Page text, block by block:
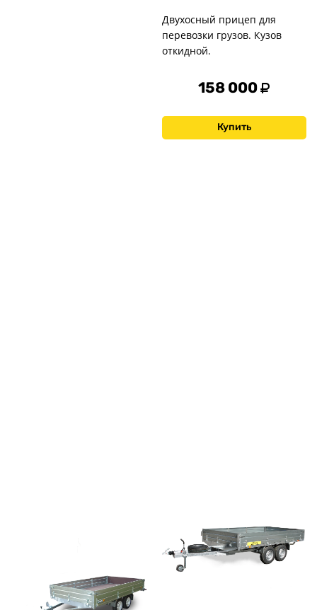
Двухосный прицеп для
перевозки грузов. Кузов
откидной.
158 000
Купить